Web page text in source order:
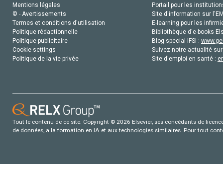
Mentions légales
© - Avertissements
Termes et conditions d'utilisation
Politique rédactionnelle
Politique publicitaire
Cookie settings
Politique de la vie privée
Portail pour les
Site d'information sur
E-learning pour les
Bibliothèque d'e-books
Blog special IFSI :
Suivez notre actualité
Site d'emploi en santé :
Tout le contenu de ce site: Copyright © 2026 Elsevier, ses concédants de
de données, a la formation en IA et aux technologies similaires. Pour tout